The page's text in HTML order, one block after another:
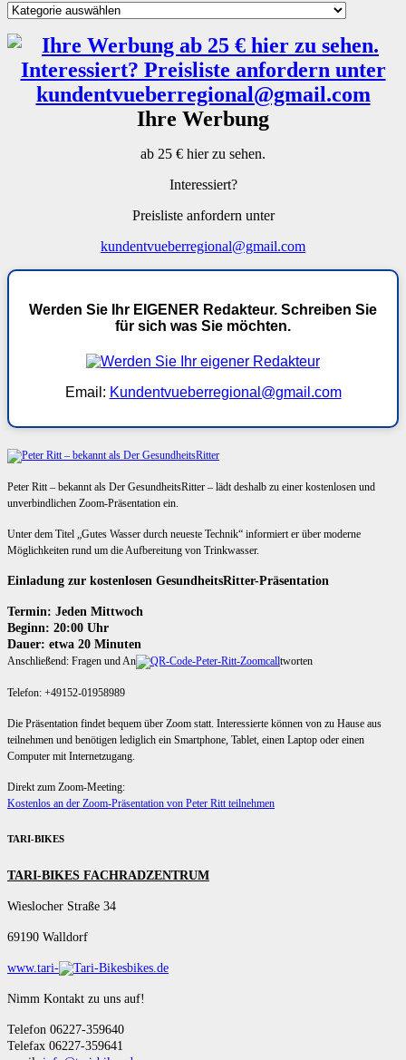
Kategorien
Ihre Werbung
ab 25 € hier zu sehen.
Interessiert?
Preisliste anfordern unter
kundentvueberregional@gmail.com
Werden Sie Ihr EIGENER Redakteur. Schreiben Sie
für sich was Sie möchten.
Email: Kundentvueberregional@gmail.com
Peter Ritt – bekannt als Der GesundheitsRitter – lädt deshalb zu einer kostenlosen und
unverbindlichen Zoom-Präsentation ein.
Unter dem Titel „Gutes Wasser durch neueste Technik“ informiert er über moderne
Möglichkeiten rund um die Aufbereitung von Trinkwasser.
Einladung zur kostenlosen GesundheitsRitter-Präsentation
Termin: Jeden Mittwoch
Beginn: 20:00 Uhr
Dauer: etwa 20 Minuten
Anschließend: Fragen und An tworten
Telefon: +49152-01958989
Die Präsentation findet bequem über Zoom statt. Interessierte können von zu Hause aus
teilnehmen und benötigen lediglich ein Smartphone, Tablet, einen Laptop oder einen
Computer mit Internetzugang.
Direkt zum Zoom-Meeting:
Kostenlos an der Zoom-Präsentation von Peter Ritt teilnehmen
TARI-BIKES
TARI-BIKES FACHRADZENTRUM
Wieslocher Straße 34
69190 Walldorf
www.tari- bikes.de
Nimm Kontakt zu uns auf!
Telefon 06227-359640
Telefax 06227-359641